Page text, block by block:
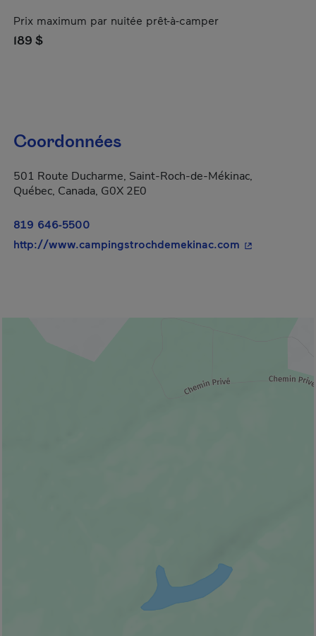
Prix maximum par nuitée prêt-à-camper
189 $
Coordonnées
501 Route Ducharme, Saint-Roch-de-Mékinac,
Québec, Canada, G0X 2E0
819 646-5500
http://www.campingstrochdemekinac.com - Cet